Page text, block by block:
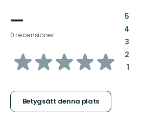
—
0 recensioner
av
stjärnor
Betygsätt denna plats
5:
4:
3:
2:
1: